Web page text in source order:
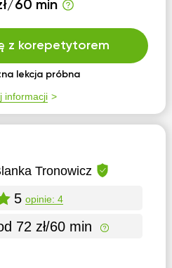
60 min
z korepetytorem
lekcja próbna
informacji
Tronowicz
5 opinie: 4
72 zł/60 min